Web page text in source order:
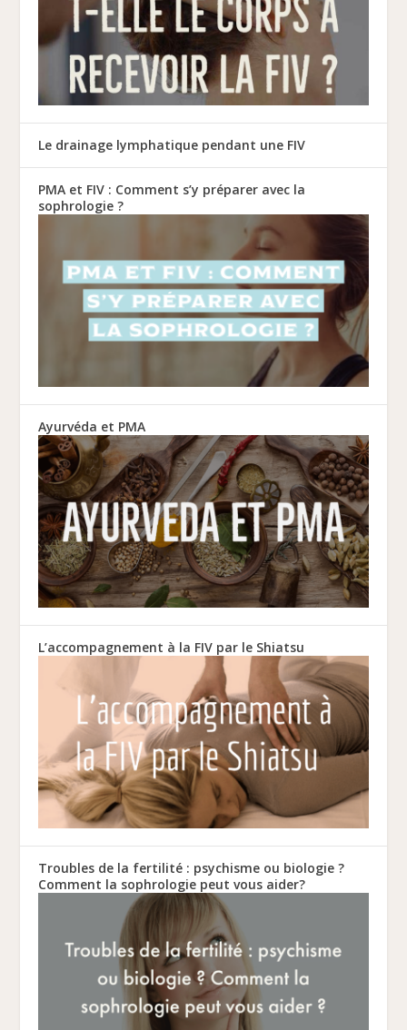
Le drainage lymphatique pendant une FIV
PMA et FIV : Comment s’y préparer avec la
sophrologie ?
Ayurvéda et PMA
L’accompagnement à la FIV par le Shiatsu
Troubles de la fertilité : psychisme ou biologie ?
Comment la sophrologie peut vous aider?